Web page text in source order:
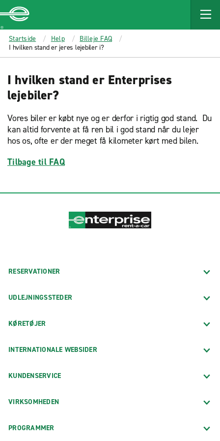
MAIN
CONTENT
Enterprise
Startside Help
Billeje FAQ
I hvilken stand er jeres lejebiler i?
I hvilken stand er Enterprises
lejebiler?
Vores biler er købt nye og er derfor i rigtig god stand. Du
kan altid forvente at få ren bil i god stand når du lejer
hos os, ofte er der meget få kilometer kørt med bilen.
Tilbage til FAQ
RESERVATIONER
UDLEJNINGSSTEDER
KØRETØJER
INTERNATIONALE WEBSIDER
KUNDENSERVICE
VIRKSOMHEDEN
PROGRAMMER